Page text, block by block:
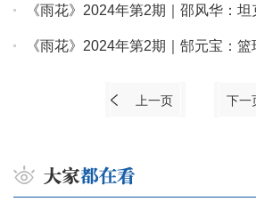
《雨花》2024年第2期｜邵风华：
《雨花》2024年第2期｜郜元宝：
上一页 下一